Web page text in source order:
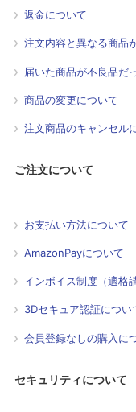
返金について
注文内容と異なる商品
届いた商品が不良品だ
商品の変更について
注文商品のキャンセル
ご注文について
お支払い方法について
AmazonPayについて
インボイス制度（適格
3Dセキュア認証につい
会員登録なしの購入に
セキュリティについて